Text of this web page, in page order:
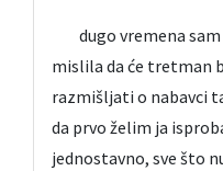
dugo vremena
mislila da će tretman
razmišljati o nabavci
da prvo želim ja
jednostavno, sve što